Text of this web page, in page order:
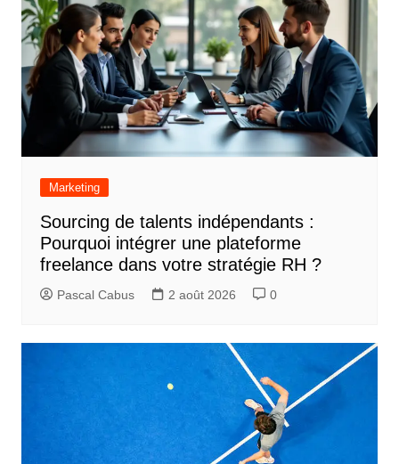
Marketing
Sourcing de talents indépendants :
Pourquoi intégrer une plateforme
freelance dans votre stratégie RH ?
Pascal Cabus 2 août 2026 0